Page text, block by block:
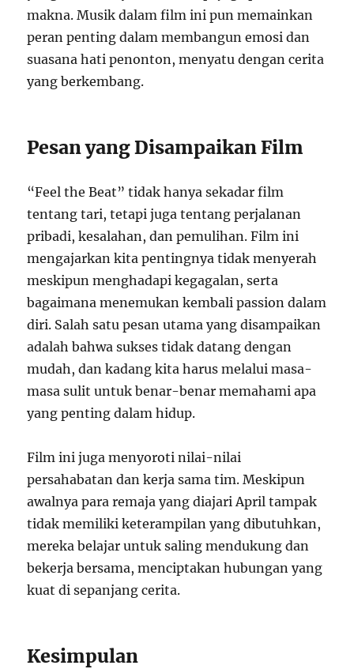
makna. Musik dalam film ini pun memainkan
peran penting dalam membangun emosi dan
suasana hati penonton, menyatu dengan cerita
yang berkembang.
Pesan yang Disampaikan Film
“Feel the Beat” tidak hanya sekadar film
tentang tari, tetapi juga tentang perjalanan
pribadi, kesalahan, dan pemulihan. Film ini
mengajarkan kita pentingnya tidak menyerah
meskipun menghadapi kegagalan, serta
bagaimana menemukan kembali passion dalam
diri. Salah satu pesan utama yang disampaikan
adalah bahwa sukses tidak datang dengan
mudah, dan kadang kita harus melalui masa-
masa sulit untuk benar-benar memahami apa
yang penting dalam hidup.
Film ini juga menyoroti nilai-nilai
persahabatan dan kerja sama tim. Meskipun
awalnya para remaja yang diajari April tampak
tidak memiliki keterampilan yang dibutuhkan,
mereka belajar untuk saling mendukung dan
bekerja bersama, menciptakan hubungan yang
kuat di sepanjang cerita.
Kesimpulan